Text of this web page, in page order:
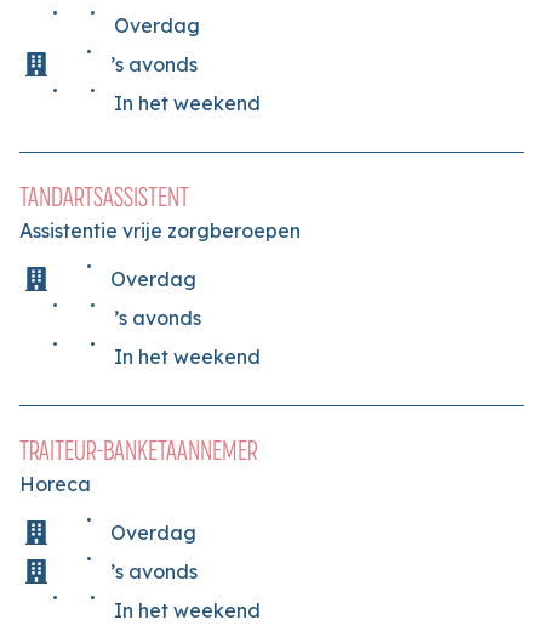
Overdag
’s avonds
In het weekend
TANDARTSASSISTENT
Assistentie vrije zorgberoepen
Overdag
’s avonds
In het weekend
TRAITEUR-BANKETAANNEMER
Horeca
Overdag
’s avonds
In het weekend